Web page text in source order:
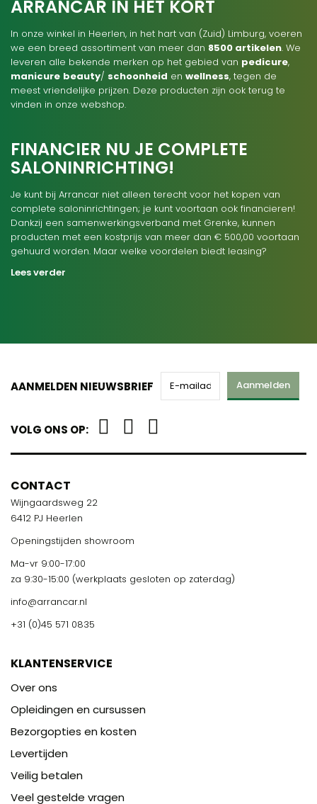
ARRANCAR IN HET KORT
In onze winkel in Heerlen, in het hart van (Zuid) Limburg, voeren
we een breed assortiment van meer dan 8500 artikelen. We
leveren alle bekende merken op het gebied van pedicure,
manicure beauty/ schoonheid en wellness, tegen de
meest vriendelijke prijzen. Deze producten zijn ook terug te
vinden in onze webshop.
FINANCIER NU JE COMPLETE
SALONINRICHTING!
Je kunt bij Arrancar niet alleen terecht voor het kopen van
complete saloninrichtingen; je kunt voortaan ook financieren!
Dankzij een samenwerkingsverband met Grenke, kunnen
producten met een kostprijs van meer dan € 500,00 voortaan
gehuurd worden. Maar welke voordelen biedt leasing?
Lees verder
AANMELDEN NIEUWSBRIEF Aanmelden
VOLG ONS OP:
CONTACT
Wijngaardsweg 22
6412 PJ Heerlen
Openingstijden showroom
Ma-vr 9:00-17:00
za 9:30-15:00 (werkplaats gesloten op zaterdag)
info@arrancar.nl
+31 (0)45 571 0835
KLANTENSERVICE
Over ons
Opleidingen en cursussen
Bezorgopties en kosten
Levertijden
Veilig betalen
Veel gestelde vragen